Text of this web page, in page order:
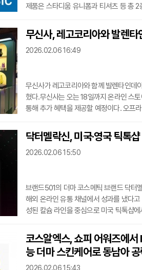
제품은 스타디움 유니폼과 티셔츠 등 총
대비 약 40% 증가하며 가파른 성장세를
츠를 즐기는 여성 고객들을 위한 마케팅
착함에 따라 여성들의
무신사, 레고코리아와 발렌
2026.02.06 16:49
무신사가 레고코리아와 함께 발렌타인데
혔다.무신사는 오는 18일까지 온라인 스
통해 추가 혜택을 제공할 예정이다. 오프
진행한다.무신사는 키즈 카테고리를 넘어
자는 "레고를 전 연령대가 즐길 수 있는
것"이라고 말했
닥터멜락신, 미국·영국 틱톡
2026.02.06 15:50
브랜드501의 더마 코스메틱 브랜드 닥터
해외 온라인 유통 채널에서 성과를 냈다
성된 칼슘 라인을 중심으로 미국 틱톡샵
톡샵의 평균 객단가가 약 50달러 수준인
일정한 판매 흐름을 유지한 것으로 나타
톡샵을 공
코스알엑스, 쇼피 어워즈에
능 더마 스킨케어로 동남아
2026.02.06 15:43